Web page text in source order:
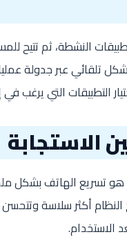
النشطة، ثم تتيح
تلقائي عبر جدولة
التطبيقات التي يرغب في
الاستجابة
هو تسريع الهاتف بشكل
النظام أكثر سلاسة
الاستخدام.